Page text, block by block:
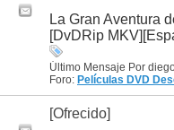
La Gran Aventura
[DvDRip
Último Mensaje Por
Foro: Películas DVD
[Ofrecido]